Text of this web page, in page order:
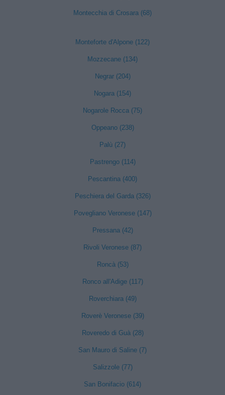
Montecchia di Crosara (68)
Monteforte d'Alpone (122)
Mozzecane (134)
Negrar (204)
Nogara (154)
Nogarole Rocca (75)
Oppeano (238)
Palù (27)
Pastrengo (114)
Pescantina (400)
Peschiera del Garda (326)
Povegliano Veronese (147)
Pressana (42)
Rivoli Veronese (87)
Roncà (53)
Ronco all'Adige (117)
Roverchiara (49)
Roverè Veronese (39)
Roveredo di Guà (28)
San Mauro di Saline (7)
Salizzole (77)
San Bonifacio (614)